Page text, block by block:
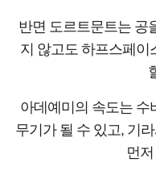
반면 도르트문트는 공
지 않고도 하프스페이
아데예미의 속도는 수
무기가 될 수 있고, 기
먼